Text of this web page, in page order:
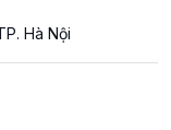
Hà Nội